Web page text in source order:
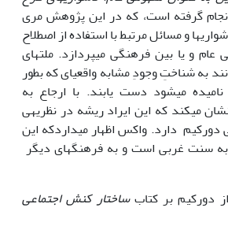
گرفته است، که در این پژوهش مری
و مسائل مرتبط با استفاده از اصطلاح
عام و یا بین فرهنگی می­پردازد. ملت­های
به شناختِ وجودِ مشابه واقعی­ای که بطور
می­شود دست یابند. با ارجاع به
می­کند که این ایراد ریشه در نظریه­ی
دارد. واکس اظهار می­داردکه این
به سنت غربی است و به فرهنگ­ها­­ی دیگر
ساختار کنش اجتماعی